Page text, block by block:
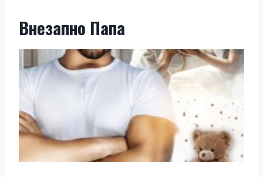
Внезапно Папа